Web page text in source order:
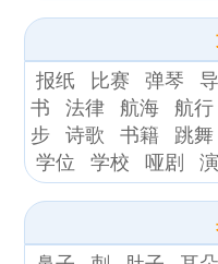
报纸 比赛 弹琴
书
法律 航海 航行
步
诗歌 书籍 跳舞
学位
学校 哑剧